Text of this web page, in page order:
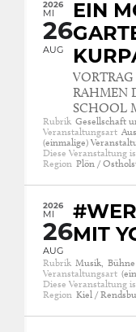
2026
MI
26
AUG
EIN
RAHMEN
SCHOOL
Rubrik Gesellschaft
Veranstaltungsart
(einmalige)
Diese Veranstaltung
Region Plön /
2026
MI
26
AUG
MIT
Rubrik Musik, Bühne
Veranstaltungsart
Diese Veranstaltung
Region Kiel /